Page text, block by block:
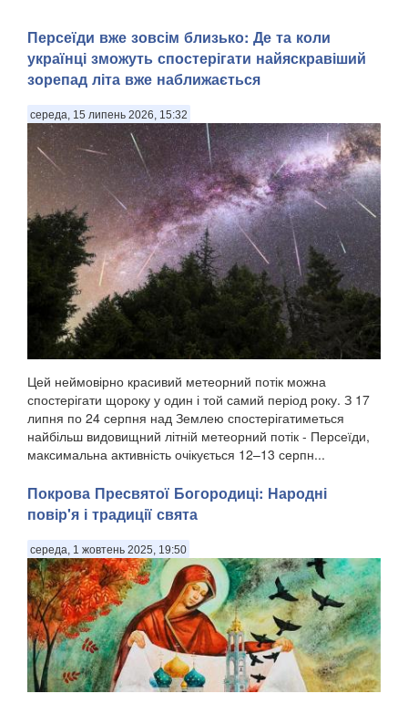
Персеїди вже зовсім близько: Де та коли
українці зможуть спостерігати найяскравіший
зорепад літа вже наближається
середа, 15 липень 2026, 15:32
Цей неймовірно красивий метеорний потік можна
спостерігати щороку у один і той самий період року. З 17
липня по 24 серпня над Землею спостерігатиметься
найбільш видовищний літній метеорний потік - Персеїди,
максимальна активність очікується 12–13 серпн...
Покрова Пресвятої Богородиці: Народні
повір'я і традиції свята
середа, 1 жовтень 2025, 19:50